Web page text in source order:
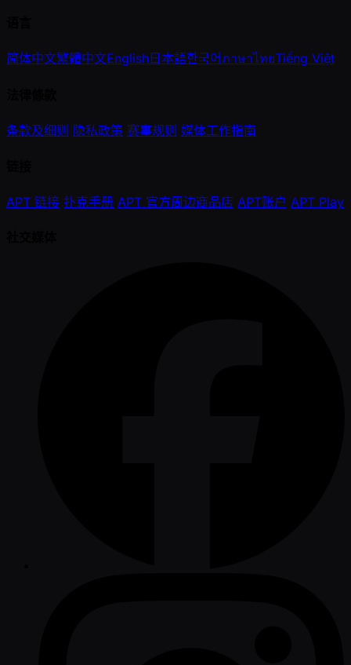
简体中文繁體中文English日本語한국어ภาษาไทยTiếng Việt
条款及细则 隐私政策 赛事规则 媒体工作指南
APT 链接 扑克手册 APT 官方周边商品店 APT账户 APT Play